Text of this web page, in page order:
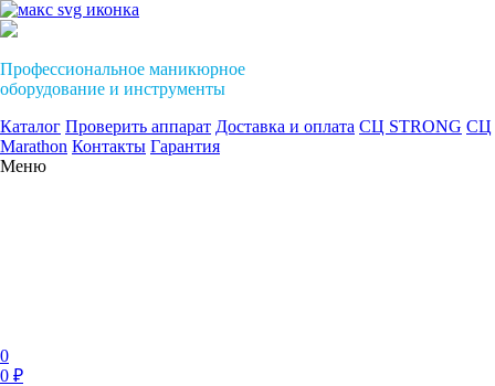
Профессиональное маникюрное
оборудование и инструменты
Каталог Проверить аппарат Доставка и оплата СЦ STRONG СЦ
Marathon Контакты Гарантия
Меню
0
0 ₽